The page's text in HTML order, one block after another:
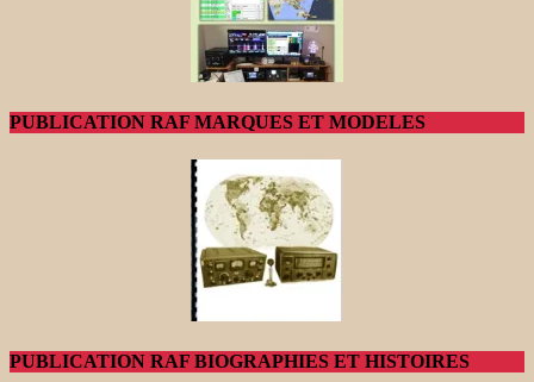
PUBLICATION RAF MARQUES ET MODELES
PUBLICATION RAF BIOGRAPHIES ET HISTOIRES